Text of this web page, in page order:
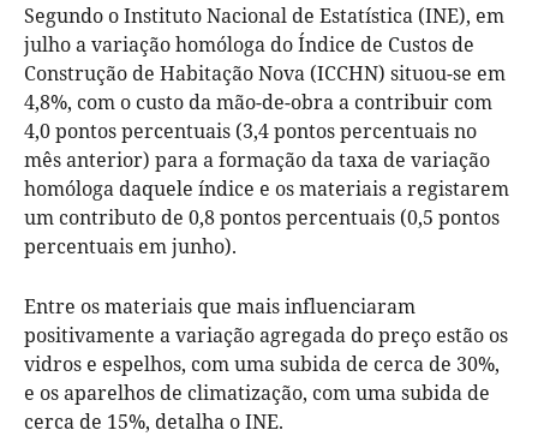
Segundo o Instituto Nacional de Estatística (INE), em
julho a variação homóloga do Índice de Custos de
Construção de Habitação Nova (ICCHN) situou-se em
4,8%, com o custo da mão-de-obra a contribuir com
4,0 pontos percentuais (3,4 pontos percentuais no
mês anterior) para a formação da taxa de variação
homóloga daquele índice e os materiais a registarem
um contributo de 0,8 pontos percentuais (0,5 pontos
percentuais em junho).
Entre os materiais que mais influenciaram
positivamente a variação agregada do preço estão os
vidros e espelhos, com uma subida de cerca de 30%,
e os aparelhos de climatização, com uma subida de
cerca de 15%, detalha o INE.